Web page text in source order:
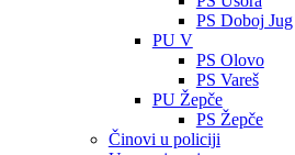
PS Doboj Jug
PU V
PS Olovo
PS Vareš
PU Žepče
PS Žepče
Činovi u policiji